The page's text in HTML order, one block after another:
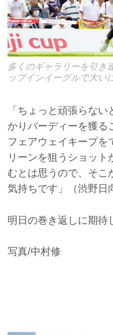
多くのギャラリーを引き
ップインイーグルで大い
「ちょっと頑張らな
かりバーディーを獲る
フェアウェイキープを
リーンを狙うショット
むとは思うので、そこ
気持ちです」（渋野日
明日の巻き返しに期待
写真/中村修